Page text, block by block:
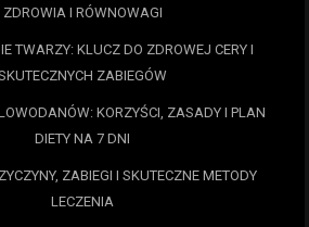
ZDROWIA I RÓWNOWAGI
TWARZY: KLUCZ DO ZDROWEJ CERY I
ZABIEGÓW
KORZYŚCI, ZASADY I PLAN
DIETY NA 7 DNI
ZABIEGI I SKUTECZNE METODY
LECZENIA